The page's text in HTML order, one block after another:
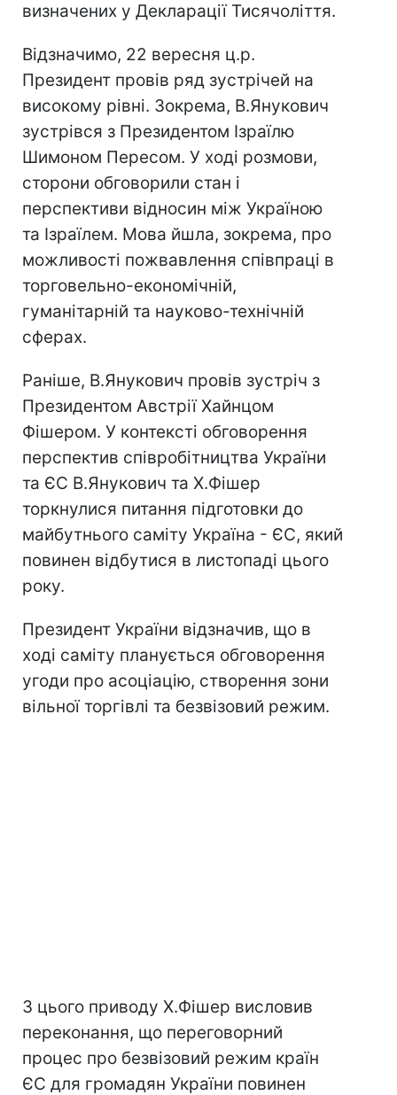
визначених у Декларації Тисячоліття.
Відзначимо, 22 вересня ц.р.
Президент провів ряд зустрічей на
високому рівні. Зокрема, В.Янукович
зустрівся з Президентом Ізраїлю
Шимоном Пересом. У ході розмови,
сторони обговорили стан і
перспективи відносин між Україною
та Ізраїлем. Мова йшла, зокрема, про
можливості пожвавлення співпраці в
торговельно-економічній,
гуманітарній та науково-технічній
сферах.
Раніше, В.Янукович провів зустріч з
Президентом Австрії Хайнцом
Фішером. У контексті обговорення
перспектив співробітництва України
та ЄС В.Янукович та Х.Фішер
торкнулися питання підготовки до
майбутнього саміту Україна - ЄС, який
повинен відбутися в листопаді цього
року.
Президент України відзначив, що в
ході саміту планується обговорення
угоди про асоціацію, створення зони
вільної торгівлі та безвізовий режим.
З цього приводу Х.Фішер висловив
переконання, що переговорний
процес про безвізовий режим країн
ЄС для громадян України повинен